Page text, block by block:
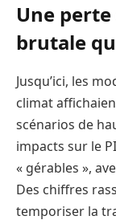
Une
brutale
Jusqu’ici, les
climat
scénarios de
impacts sur le
« gérables »,
Des chiffres
temporiser la